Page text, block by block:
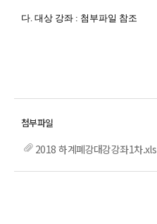
다. 대상 강좌 : 첨부파일 참조
2018 하계폐강대강강좌1차.xls